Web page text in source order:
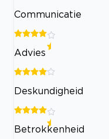
Communicatie
Advies
Deskundigheid
Betrokkenheid